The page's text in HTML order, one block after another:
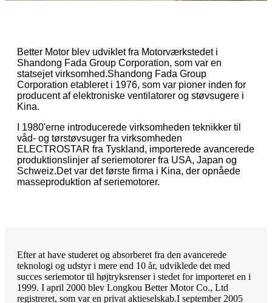
Better Motor blev udviklet fra Motorværkstedet i
Shandong Fada Group Corporation, som var en
statsejet virksomhed.Shandong Fada Group
Corporation etableret i 1976, som var pioner inden for
producent af elektroniske ventilatorer og støvsugere i
Kina.
I 1980'erne introducerede virksomheden teknikker til
våd- og tørstøvsuger fra virksomheden
ELECTROSTAR fra Tyskland, importerede avancerede
produktionslinjer af seriemotorer fra USA, Japan og
Schweiz.Det var det første firma i Kina, der opnåede
masseproduktion af seriemotorer.
Efter at have studeret og absorberet fra den avancerede
teknologi og udstyr i mere end 10 år, udviklede det med
succes seriemotor til højtryksrenser i stedet for importeret en i
1999. I april 2000 blev Longkou Better Motor Co., Ltd
registreret, som var en privat aktieselskab.I september 2005